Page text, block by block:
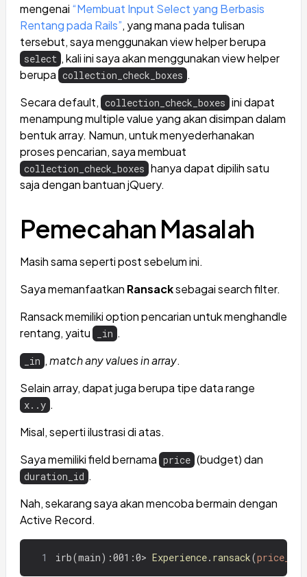
mengenai “Membuat Input Select yang Berbasis
Rentang pada Rails”, yang mana pada tulisan
tersebut, saya menggunakan view helper berupa
select , kali ini saya akan menggunakan view helper
berupa collection_check_boxes .
Secara default, collection_check_boxes ini dapat
menampung multiple value yang akan disimpan dalam
bentuk array. Namun, untuk menyederhanakan
proses pencarian, saya membuat
collection_check_boxes hanya dapat dipilih satu
saja dengan bantuan jQuery.
Pemecahan Masalah
Masih sama seperti post sebelum ini.
Saya memanfaatkan Ransacksebagai search filter.
Ransack memiliki option pencarian untuk menghandle
rentang, yaitu
_in .
_in ,match any values in array.
Selain array, dapat juga berupa tipe data range
x..y .
Misal, seperti ilustrasi di atas.
Saya memiliki field bernama price (budget) dan
duration_id .
Nah, sekarang saya akan mencoba bermain dengan
Active Record.
1 irb(main):001:0> Experience. ransack(